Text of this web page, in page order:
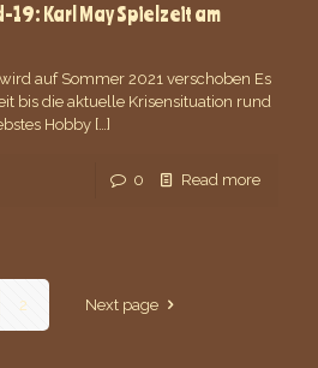
Karl May Spielzeit am
auf Sommer 2021 verschoben Es
bis die aktuelle Krisensituation rund
Hobby […]
0 Read more
2 Next page